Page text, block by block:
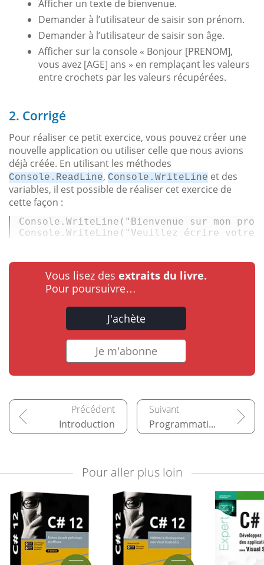
Afficher un texte de bienvenue.
Demander à l’utilisateur de saisir son prénom.
Demander à l’utilisateur de saisir son âge.
Afficher sur la console « Bonjour [PRENOM],
vous avez [AGE] ans » en remplaçant les valeurs
entre crochets par les valeurs récupérées.
2. Corrigé
Pour réaliser ce petit exercice, vous pouvez créer une
nouvelle application ou utiliser celle que nous avions
déjà créée. En utilisant les méthodes
Console.ReadLine, Console.WriteLine et des
variables, il est possible de réaliser cet exercice de
cette façon :
Console.WriteLine( "Bienvenue sur mon
Console.WriteLine( "Veuillez écrire votre
Vous lisez des extraits du livre.
Pour poursuivre…
J'achète
Je m'abonne
Introduction Programmation orientée objet
Pour aller plus loin